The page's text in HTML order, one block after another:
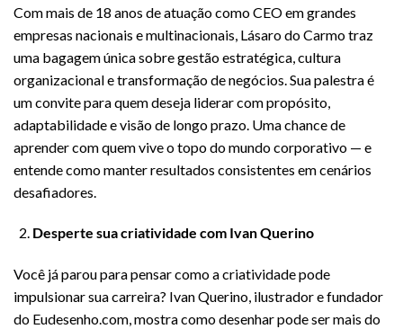
Com mais de 18 anos de atuação como CEO em grandes
empresas nacionais e multinacionais, Lásaro do Carmo traz
uma bagagem única sobre gestão estratégica, cultura
organizacional e transformação de negócios. Sua palestra é
um convite para quem deseja liderar com propósito,
adaptabilidade e visão de longo prazo. Uma chance de
aprender com quem vive o topo do mundo corporativo — e
entende como manter resultados consistentes em cenários
desafiadores.
Desperte sua criatividade com Ivan Querino
Você já parou para pensar como a criatividade pode
impulsionar sua carreira? Ivan Querino, ilustrador e fundador
do Eudesenho.com, mostra como desenhar pode ser mais do